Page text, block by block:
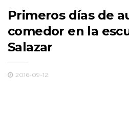
Primeros días de
comedor en la
Salazar
2016-09-12